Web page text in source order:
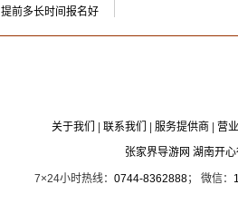
提前多长时间报名好
关于我们 联系我们 服务提供商
营
张家界导游网 湖南开
7×24小时热线： 0744-8362888； 微信：